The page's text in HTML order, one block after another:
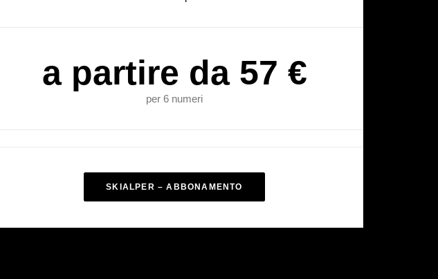
a partire da 57 €
per 6 numeri
SKIALPER – ABBONAMENTO